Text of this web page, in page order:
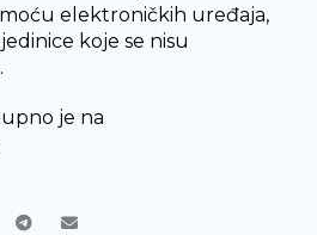
elektroničkih uređaja,
koje se nisu
je na